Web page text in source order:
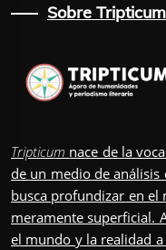
Sobre Tripticum
Tripticum nace de la
de un medio de
busca profundizar en
meramente superficial.
el mundo y la realidad